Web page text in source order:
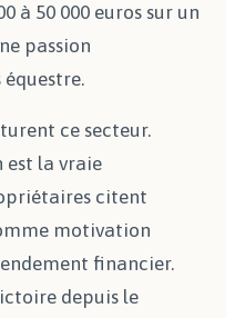
à 50 000 euros sur un
passion
ce secteur.
est la vraie
citent
motivation
financier.
depuis le